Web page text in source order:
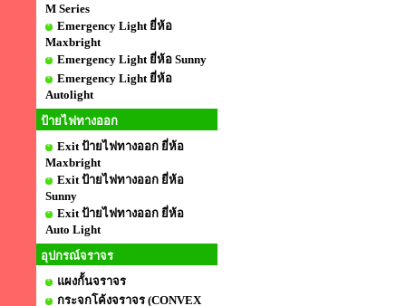
M Series
Emergency Light ยี่ห้อ
Maxbright
Emergency Light ยี่ห้อ Sunny
Emergency Light ยี่ห้อ
Autolight
ป้ายไฟทางออก
Exit ป้ายไฟทางออก ยี่ห้อ
Maxbright
Exit ป้ายไฟทางออก ยี่ห้อ
Sunny
Exit ป้ายไฟทางออก ยี่ห้อ
Auto Light
อุปกรณ์จราจร
แผงกั้นจราจร
กระจกโค้งจราจร (CONVEX